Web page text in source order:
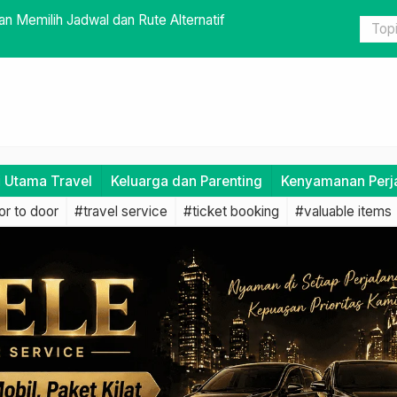
Jadwal dan Rute Alternatif Antar
Utama Travel Keluarga dan Parenting Kenyamanan
to door #travel service #ticket booking #valuable items